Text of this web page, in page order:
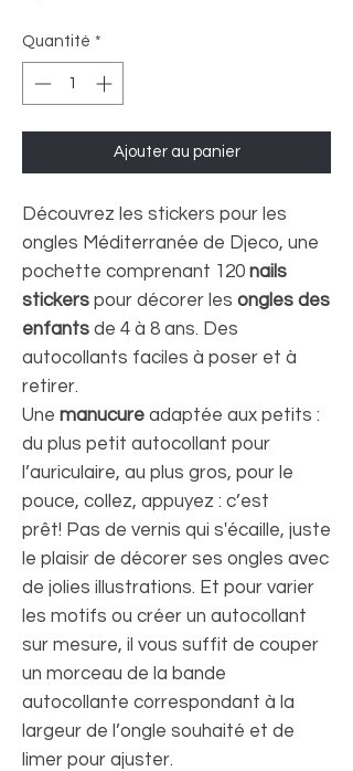
Quantité *
Ajouter au panier
Découvrez les stickers pour les
ongles Méditerranée de Djeco, une
pochette comprenant 120 nails
stickers pour décorer les ongles des
enfants de 4 à 8 ans. Des
autocollants faciles à poser et à
retirer.
Une manucure adaptée aux petits :
du plus petit autocollant pour
l’auriculaire, au plus gros, pour le
pouce, collez, appuyez : c’est
prêt! Pas de vernis qui s'écaille, juste
le plaisir de décorer ses ongles avec
de jolies illustrations. Et pour varier
les motifs ou créer un autocollant
sur mesure, il vous suffit de couper
un morceau de la bande
autocollante correspondant à la
largeur de l’ongle souhaité et de
limer pour ajuster.